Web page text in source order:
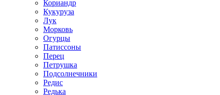
Кориандр
Кукуруза
Лук
Морковь
Огурцы
Патиссоны
Перец
Петрушка
Подсолнечники
Редис
Редька